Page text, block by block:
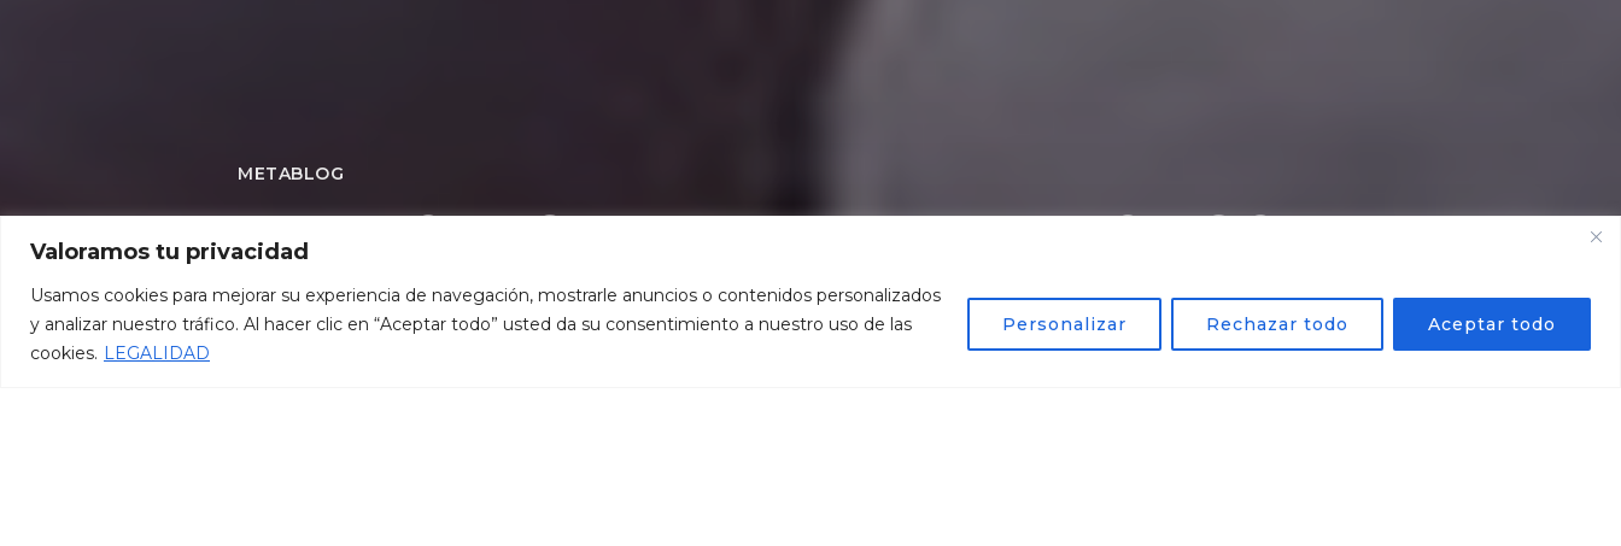
Valoramos tu privacidad
Usamos cookies para mejorar su experiencia de navegación, mostrarle anuncios o contenidos personalizados
y analizar nuestro tráfico. Al hacer clic en “Aceptar todo” usted da su consentimiento a nuestro uso de las
cookies. LEGALIDAD
Personalizar Rechazar todo Aceptar todo
METABLOG
5 MEJORAS AL ELIMINAR EL HONGO
CÁNDIDA ALBICANS
Contact us